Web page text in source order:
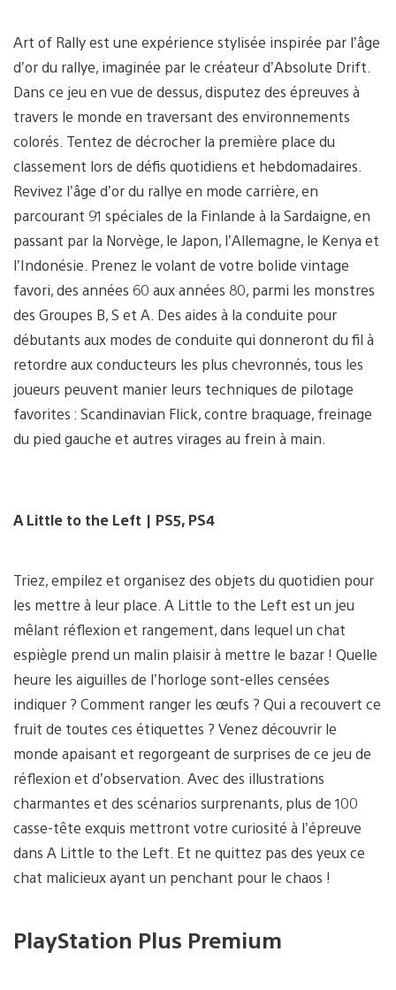
Art of Rally est une expérience stylisée inspirée par l’âge
d’or du rallye, imaginée par le créateur d’Absolute Drift.
Dans ce jeu en vue de dessus, disputez des épreuves à
travers le monde en traversant des environnements
colorés. Tentez de décrocher la première place du
classement lors de défis quotidiens et hebdomadaires.
Revivez l’âge d’or du rallye en mode carrière, en
parcourant 91 spéciales de la Finlande à la Sardaigne, en
passant par la Norvège, le Japon, l’Allemagne, le Kenya et
l’Indonésie. Prenez le volant de votre bolide vintage
favori, des années 60 aux années 80, parmi les monstres
des Groupes B, S et A. Des aides à la conduite pour
débutants aux modes de conduite qui donneront du fil à
retordre aux conducteurs les plus chevronnés, tous les
joueurs peuvent manier leurs techniques de pilotage
favorites : Scandinavian Flick, contre braquage, freinage
du pied gauche et autres virages au frein à main.
A Little to the Left | PS5, PS4
Triez, empilez et organisez des objets du quotidien pour
les mettre à leur place. A Little to the Left est un jeu
mêlant réflexion et rangement, dans lequel un chat
espiègle prend un malin plaisir à mettre le bazar ! Quelle
heure les aiguilles de l’horloge sont-elles censées
indiquer ? Comment ranger les œufs ? Qui a recouvert ce
fruit de toutes ces étiquettes ? Venez découvrir le
monde apaisant et regorgeant de surprises de ce jeu de
réflexion et d’observation. Avec des illustrations
charmantes et des scénarios surprenants, plus de 100
casse-tête exquis mettront votre curiosité à l’épreuve
dans A Little to the Left. Et ne quittez pas des yeux ce
chat malicieux ayant un penchant pour le chaos !
PlayStation Plus Premium